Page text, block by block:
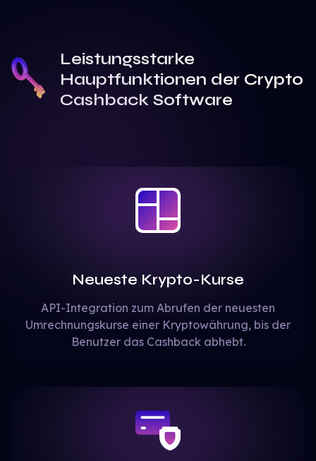
Leistungsstarke
Hauptfunktionen der Crypto
Cashback Software
Neueste Krypto-Kurse
API-Integration zum Abrufen der neuesten
Umrechnungskurse einer Kryptowährung, bis der
Benutzer das Cashback abhebt.